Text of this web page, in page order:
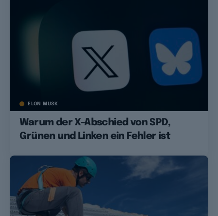
ELON MUSK
Warum der X-Abschied von SPD,
Grünen und Linken ein Fehler ist